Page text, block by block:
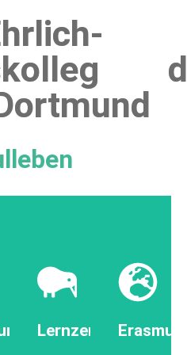
LernzentrenErasmus